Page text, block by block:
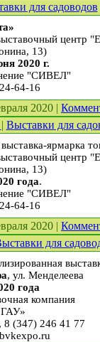
для садоводов
центр
13)
2020 г.
"СИВЕЛ"
64-16
2020 |
| Выставки для
ярмарка
центр
13)
года.
"СИВЕЛ"
64-16
2020 |
для
, ул. Менделеева
года
компания
8 (347) 246 41 77